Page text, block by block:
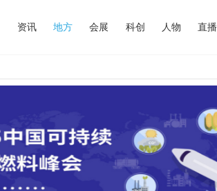
资讯 地方 会展 科创 人物 直播